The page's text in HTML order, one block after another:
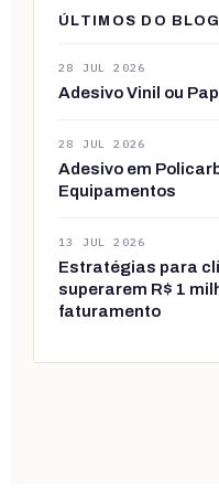
ÚLTIMOS DO BLOG
28 JUL 2026
Adesivo Vinil ou
28 JUL 2026
Adesivo em
Equipamentos
13 JUL 2026
Estratégias para
superarem R$ 1
faturamento